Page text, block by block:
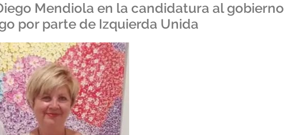
Mendiola en la candidatura al gobierno
por parte de Izquierda Unida